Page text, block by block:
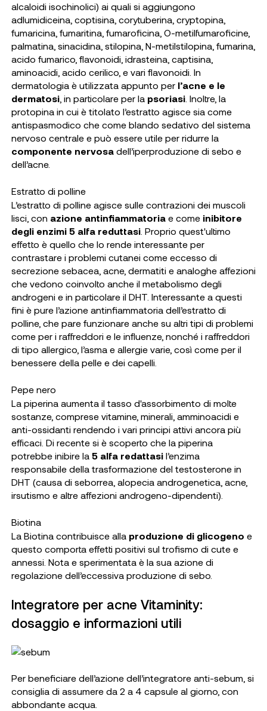
alcaloidi isochinolici) ai quali si aggiungono
adlumidiceina, coptisina, corytuberina, cryptopina,
fumaricina, fumaritina, fumaroficina, O-metilfumaroficine,
palmatina, sinacidina, stilopina, N-metilstilopina, fumarina,
acido fumarico, flavonoidi, idrasteina, captisina,
aminoacidi, acido cerilico, e vari flavonoidi. In
dermatologia è utilizzata appunto per l’acne e le
dermatosi, in particolare per la psoriasi. Inoltre, la
protopina in cui è titolato l’estratto agisce sia come
antispasmodico che come blando sedativo del sistema
nervoso centrale e può essere utile per ridurre la
componente nervosa dell’iperproduzione di sebo e
dell’acne.
Estratto di polline
L’estratto di polline agisce sulle contrazioni dei muscoli
lisci, con azione antinfiammatoria e come inibitore
degli enzimi 5 alfa reduttasi. Proprio quest'ultimo
effetto è quello che lo rende interessante per
contrastare i problemi cutanei come eccesso di
secrezione sebacea, acne, dermatiti e analoghe affezioni
che vedono coinvolto anche il metabolismo degli
androgeni e in particolare il DHT. Interessante a questi
fini è pure l’azione antinfiammatoria dell’estratto di
polline, che pare funzionare anche su altri tipi di problemi
come per i raffreddori e le influenze, nonché i raffreddori
di tipo allergico, l’asma e allergie varie, così come per il
benessere della pelle e dei capelli.
Pepe nero
La piperina aumenta il tasso d'assorbimento di molte
sostanze, comprese vitamine, minerali, amminoacidi e
anti-ossidanti rendendo i vari principi attivi ancora più
efficaci. Di recente si è scoperto che la piperina
potrebbe inibire la 5 alfa redattasi l’enzima
responsabile della trasformazione del testosterone in
DHT (causa di seborrea, alopecia androgenetica, acne,
irsutismo e altre affezioni androgeno-dipendenti).
Biotina
La Biotina contribuisce alla produzione di glicogeno e
questo comporta effetti positivi sul trofismo di cute e
annessi. Nota e sperimentata è la sua azione di
regolazione dell’eccessiva produzione di sebo.
Integratore per acne Vitaminity:
dosaggio e informazioni utili
Per beneficiare dell’azione dell’integratore anti-sebum, si
consiglia di assumere da 2 a 4 capsule al giorno, con
abbondante acqua.